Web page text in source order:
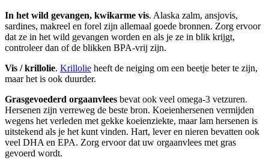
In het wild gevangen, kwikarme vis. Alaska zalm, ansjovis,
sardines, makreel en forel zijn allemaal goede bronnen. Zorg ervoor
dat ze in het wild gevangen worden en als je ze in blik krijgt,
controleer dan of de blikken BPA-vrij zijn.
Vis / krillolie. Krillolie heeft de neiging om een ​​beetje beter te zijn,
maar het is ook duurder.
Grasgevoederd orgaanvlees bevat ook veel omega-3 vetzuren.
Hersenen zijn verreweg de beste bron. Koeienhersenen vermijden
wegens het verleden met gekke koeienziekte, maar lam hersenen is
uitstekend als je het kunt vinden. Hart, lever en nieren bevatten ook
veel DHA en EPA. Zorg ervoor dat uw orgaanvlees met gras
gevoerd wordt.